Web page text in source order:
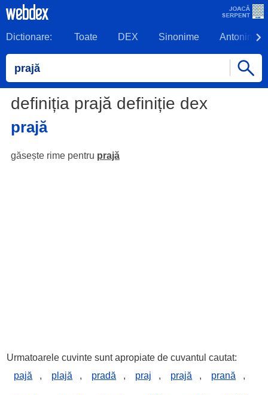
Dictionare: Toate DEX Sinonime Antonime
definiția prajă definiție dex
prajă
găsește rime pentru prajă
Urmatoarele cuvinte sunt apropiate de cuvantul cautat:
pajă
, plajă , pradă , praj , prajă , prană ,